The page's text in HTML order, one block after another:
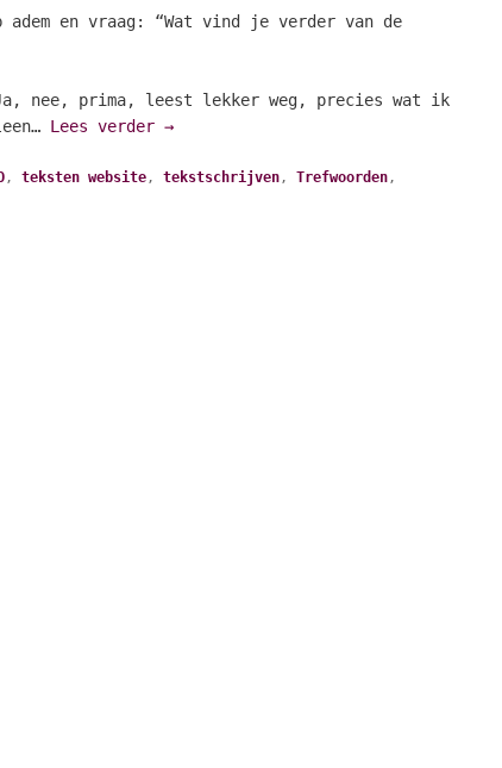
en vraag: “Wat vind je verder van de
nee, prima, leest lekker weg, precies wat ik
Lees verder →
, teksten website, tekstschrijven, Trefwoorden,